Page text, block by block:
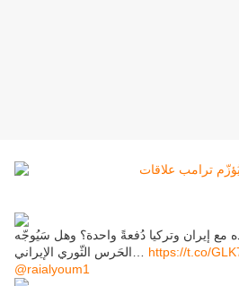
مع إيران وتركيا دُفعةً واحدة؟ وهل سَيُوجّه
https://t.co/
@raialyoum1